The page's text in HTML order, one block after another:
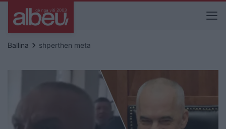
Ballina keyboard_arrow_right shperthen meta